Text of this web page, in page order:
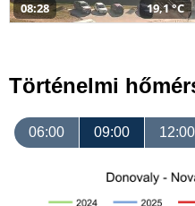
08:28 19,1 °C
Történelmi
06:00 09:00 12:00